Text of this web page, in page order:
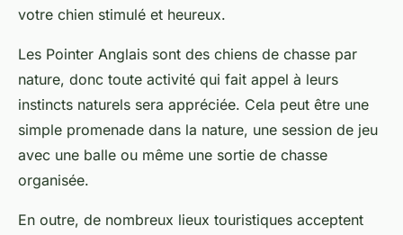
votre chien stimulé et heureux.
Les Pointer Anglais sont des chiens de chasse par
nature, donc toute activité qui fait appel à leurs
instincts naturels sera appréciée. Cela peut être une
simple promenade dans la nature, une session de jeu
avec une balle ou même une sortie de chasse
organisée.
En outre, de nombreux lieux touristiques acceptent